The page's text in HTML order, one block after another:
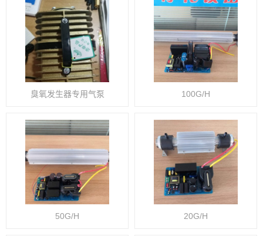
臭氧发生器专用气泵 100G/H
50G/H 20G/H